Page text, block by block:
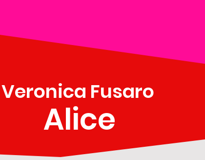
Veronica Fusaro
Alice